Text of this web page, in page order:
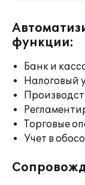
функции:
Банк и
Налоговый
Торговые
Учет в